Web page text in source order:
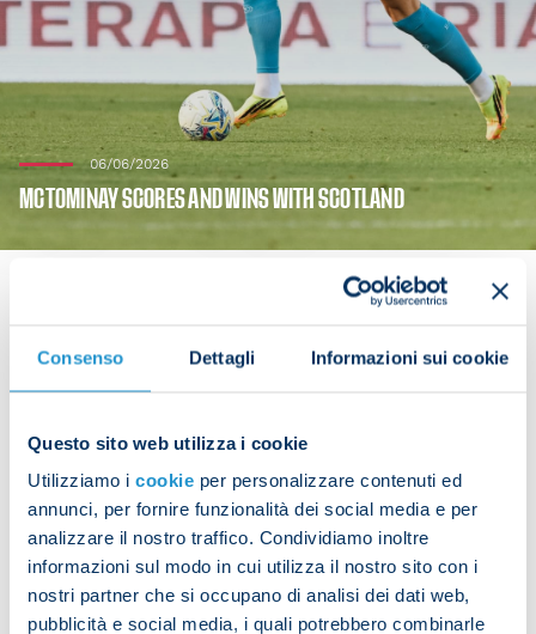
Consenso Dettagli Informazioni sui cookie
Questo sito web utilizza i cookie
Utilizziamo i cookie per personalizzare contenuti ed
annunci, per fornire funzionalità dei social media e per
analizzare il nostro traffico. Condividiamo inoltre
informazioni sul modo in cui utilizza il nostro sito con i
nostri partner che si occupano di analisi dei dati web,
pubblicità e social media, i quali potrebbero combinarle
06/06/2026
MCTOMINAY SCORES AND WINS WITH SCOTLAND
Scott McTominay represented his national team on
match between Bolivia and Scotland, which Steve
McTominay played 70 minutes and scored
Scotland’s second goal.